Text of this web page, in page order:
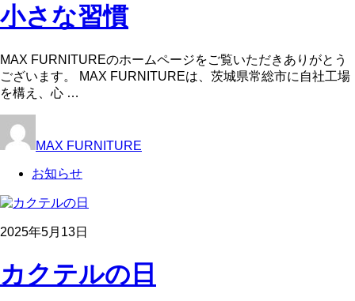
小さな習慣
MAX FURNITUREのホームページをご覧いただきありがとう
ございます。 MAX FURNITUREは、茨城県常総市に自社工場
を構え、心 …
MAX FURNITURE
お知らせ
2025年5月13日
カクテルの日